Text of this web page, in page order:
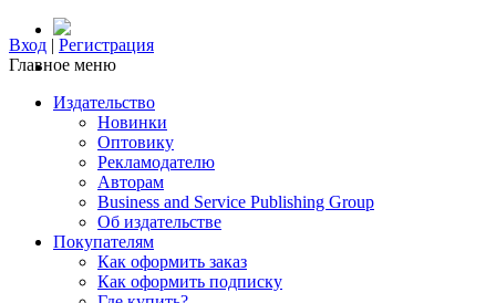
Вход | Регистрация
Главное меню
Издательство
Новинки
Оптовику
Рекламодателю
Авторам
Business and Service Publishing Group
Об издательстве
Покупателям
Как оформить заказ
Как оформить подписку